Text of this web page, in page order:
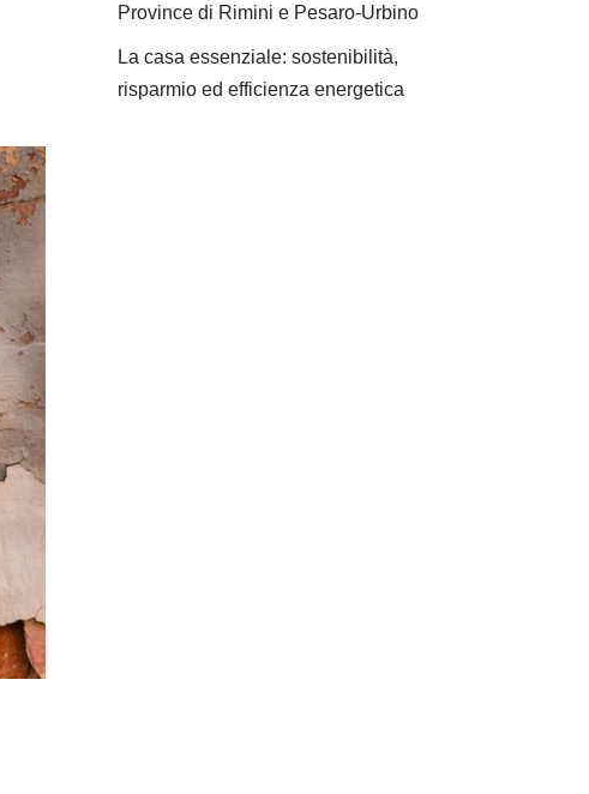
Province di Rimini e Pesaro-Urbino
La casa essenziale: sostenibilità,
risparmio ed efficienza energetica